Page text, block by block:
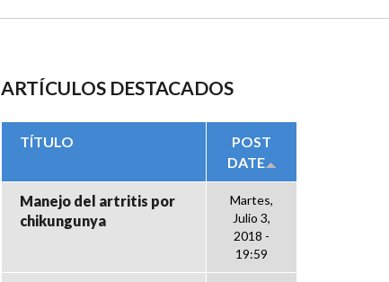
ARTÍCULOS DESTACADOS
TÍTULO
POST
DATE
Manejo del artritis por
chikungunya
Martes,
Julio 3,
2018 -
19:59